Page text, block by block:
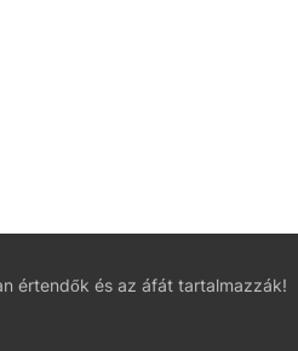
értendők és az áfát tartalmazzák!